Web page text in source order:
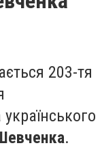
203-тя
.